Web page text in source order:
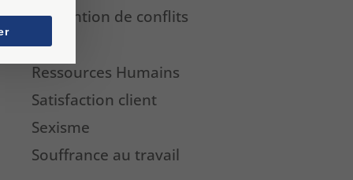
Prévention de conflits
QVT
Ressources Humains
Satisfaction client
Sexisme
Souffrance au travail